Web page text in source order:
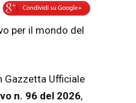
per il mondo del
Gazzetta Ufficiale
n. 96 del 2026,